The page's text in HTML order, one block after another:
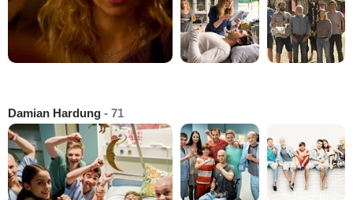
Damian Hardung - 71